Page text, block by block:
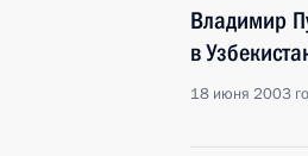
Владимир
в
18 июня 2003